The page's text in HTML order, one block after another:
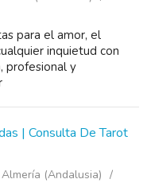
para el amor, el
inquietud con
profesional y
| Consulta De Tarot
Almería (Andalusia)